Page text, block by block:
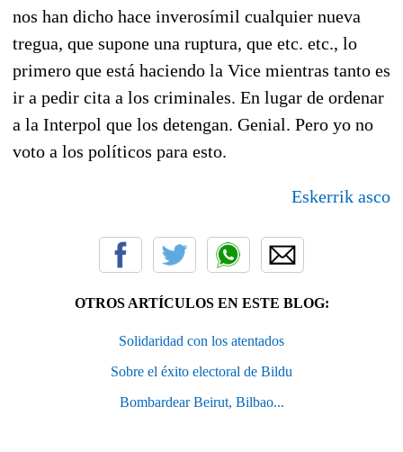
nos han dicho hace inverosímil cualquier nueva
tregua, que supone una ruptura, que etc. etc., lo
primero que está haciendo la Vice mientras tanto es
ir a pedir cita a los criminales. En lugar de ordenar
a la Interpol que los detengan. Genial. Pero yo no
voto a los políticos para esto.
Eskerrik asco
OTROS ARTÍCULOS EN ESTE BLOG:
Solidaridad con los atentados
Sobre el éxito electoral de Bildu
Bombardear Beirut, Bilbao...